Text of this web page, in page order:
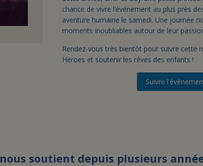
chance de vivre l’événement au plus près
aventure humaine le samedi. Une journée
moments inoubliables autour de leur
Rendez-vous très bientôt pour suivre cette
Heroes et soutenir les rêves des enfants !
Suivre
soutient depuis plusieurs